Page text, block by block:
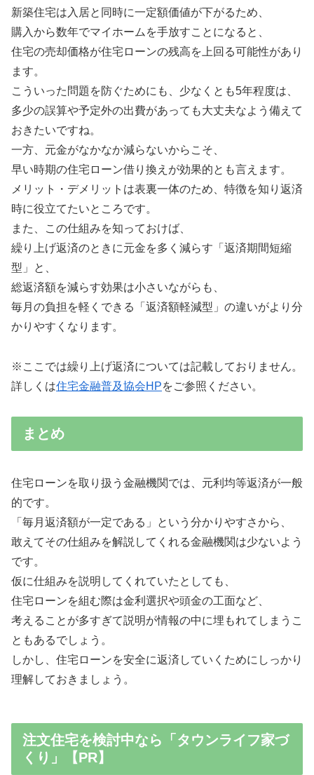
新築住宅は入居と同時に一定額価値が下がるため、
購入から数年でマイホームを手放すことになると、
住宅の売却価格が住宅ローンの残高を上回る可能性があり
ます。
こういった問題を防ぐためにも、少なくとも5年程度は、
多少の誤算や予定外の出費があっても大丈夫なよう備えて
おきたいですね。
一方、元金がなかなか減らないからこそ、
早い時期の住宅ローン借り換えが効果的とも言えます。
メリット・デメリットは表裏一体のため、特徴を知り返済
時に役立てたいところです。
また、この仕組みを知っておけば、
繰り上げ返済のときに元金を多く減らす「返済期間短縮
型」と、
総返済額を減らす効果は小さいながらも、
毎月の負担を軽くできる「返済額軽減型」の違いがより分
かりやすくなります。
※ここでは繰り上げ返済については記載しておりません。
詳しくは住宅金融普及協会HPをご参照ください。
まとめ
住宅ローンを取り扱う金融機関では、元利均等返済が一般
的です。
「毎月返済額が一定である」
という分かりやすさから、
敢えてその仕組みを解説してくれる金融機関は少ないよう
です。
仮に仕組みを説明してくれていたとしても、
住宅ローンを組む際は金利選択や頭金の工面など、
考えることが多すぎて説明が情報の中に埋もれてしまうこ
ともあるでしょう。
しかし、住宅ローンを安全に返済していくためにしっかり
理解しておきましょう。
注文住宅を検討中なら「タウンライフ家づ
くり」【PR】